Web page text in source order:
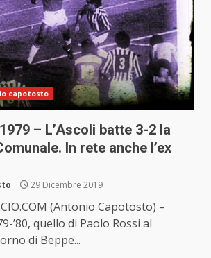
capotosto
– L’Ascoli batte 3-2 la
In rete anche l’ex
29 Dicembre 2019
(Antonio Capotosto) –
’80, quello di Paolo Rossi al
di Beppe...